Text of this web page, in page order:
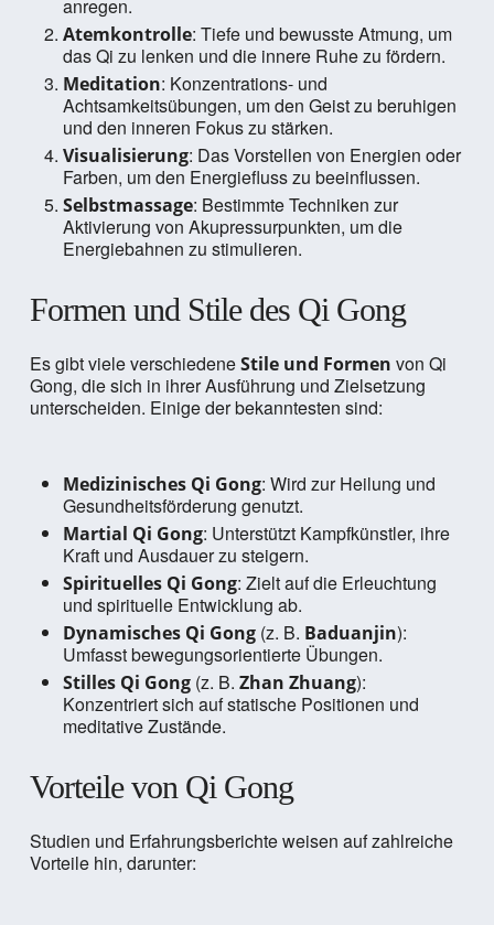
anregen.
Atemkontrolle: Tiefe und bewusste Atmung, um
das Qi zu lenken und die innere Ruhe zu fördern.
Meditation: Konzentrations- und
Achtsamkeitsübungen, um den Geist zu beruhigen
und den inneren Fokus zu stärken.
Visualisierung: Das Vorstellen von Energien oder
Farben, um den Energiefluss zu beeinflussen.
Selbstmassage: Bestimmte Techniken zur
Aktivierung von Akupressurpunkten, um die
Energiebahnen zu stimulieren.
Formen und Stile des Qi Gong
Es gibt viele verschiedeneStile und Formen von Qi
Gong, die sich in ihrer Ausführung und Zielsetzung
unterscheiden. Einige der bekanntesten sind:
Medizinisches Qi Gong: Wird zur Heilung und
Gesundheitsförderung genutzt.
Martial Qi Gong: Unterstützt Kampfkünstler, ihre
Kraft und Ausdauer zu steigern.
Spirituelles Qi Gong: Zielt auf die Erleuchtung
und spirituelle Entwicklung ab.
Dynamisches Qi Gong(z. B. Baduanjin):
Umfasst bewegungsorientierte Übungen.
Stilles Qi Gong(z. B. Zhan Zhuang):
Konzentriert sich auf statische Positionen und
meditative Zustände.
Vorteile von Qi Gong
Studien und Erfahrungsberichte weisen auf zahlreiche
Vorteile hin, darunter: